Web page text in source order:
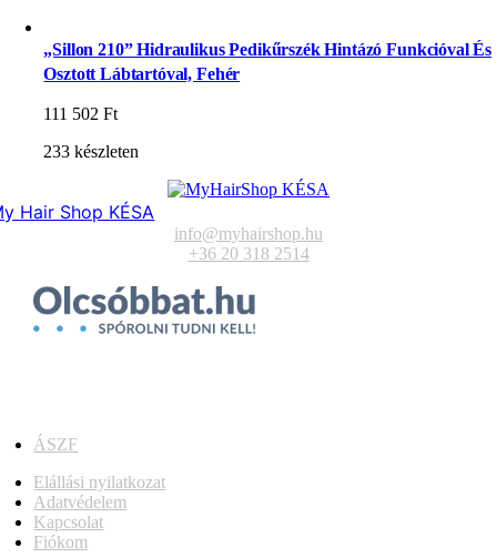
„Sillon 210” Hidraulikus Pedikűrszék Hintázó Funkcióval És
Osztott Lábtartóval, Fehér
111 502Ft
233 készleten
Hair Shop KÉSA
info@myhairshop.hu
+36 20 318 2514
ÁSZF
Elállási nyilatkozat
Adatvédelem
Kapcsolat
Fiókom